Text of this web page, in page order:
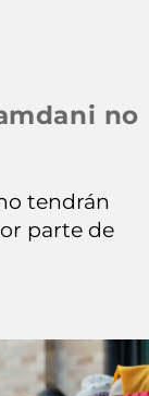
no
tendrán
parte de